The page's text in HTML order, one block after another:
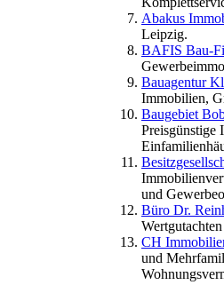
Abakus
Leipzig.
BAFIS Bau-
Bauagentur
Immobilien,
Baugebiet
Preisgünstige
und
Büro Dr.
CH
und